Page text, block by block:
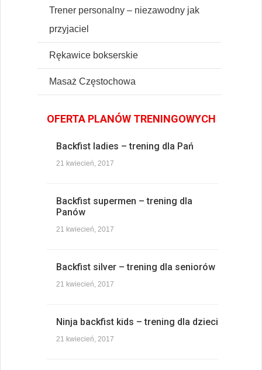
Trener personalny – niezawodny jak
przyjaciel
Rękawice bokserskie
Masaż Częstochowa
OFERTA PLANÓW TRENINGOWYCH
Backfist ladies – trening dla Pań
21 kwiecień, 2017
Backfist supermen – trening dla
Panów
21 kwiecień, 2017
Backfist silver – trening dla seniorów
21 kwiecień, 2017
Ninja backfist kids – trening dla dzieci
21 kwiecień, 2017